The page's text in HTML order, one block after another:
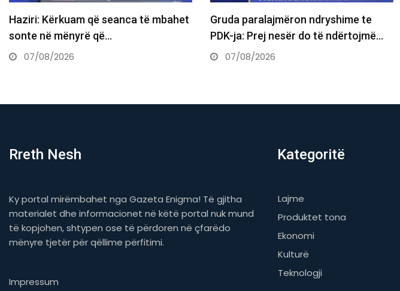
Gruda paralajmëron ndryshime te
PDK-ja: Prej nesër do të ndërtojmë…
07/08/2026
Besnik Tahiri: Dyert e sallës së
Kuvendit janë të mbyllura…
07/08/2026
Rreth Nesh
Ky portal mirëmbahet nga Gazeta Enigma! Të gjitha
materialet dhe informacionet në këtë portal nuk mund
të kopjohen, shtypen ose të përdoren në çfarëdo
mënyre tjetër për qëllime përfitimi.
Impressum
Kategoritë
Lajme
Produktet tona
Ekonomi
Kulturë
Teknologji